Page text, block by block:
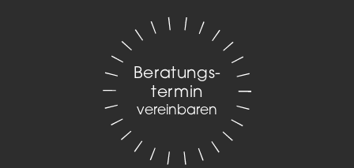
Beratungs­
termin
vereinbaren